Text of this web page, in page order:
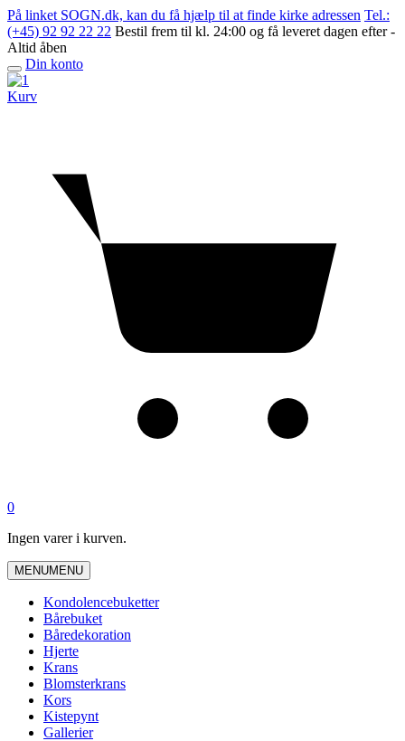
Skip
to
content
På linket SOGN.dk, kan du få hjælp til at finde kirke adressen Tel.:
(+45) 92 92 22 22 Bestil frem til kl. 24:00 og få leveret dagen efter -
Altid åben
Open
menu
Din konto
Kurv
0
Ingen varer i kurven.
MENUMENU
Kondolencebuketter
Bårebuket
Båredekoration
Hjerte
Krans
Blomsterkrans
Kors
Kistepynt
Gallerier